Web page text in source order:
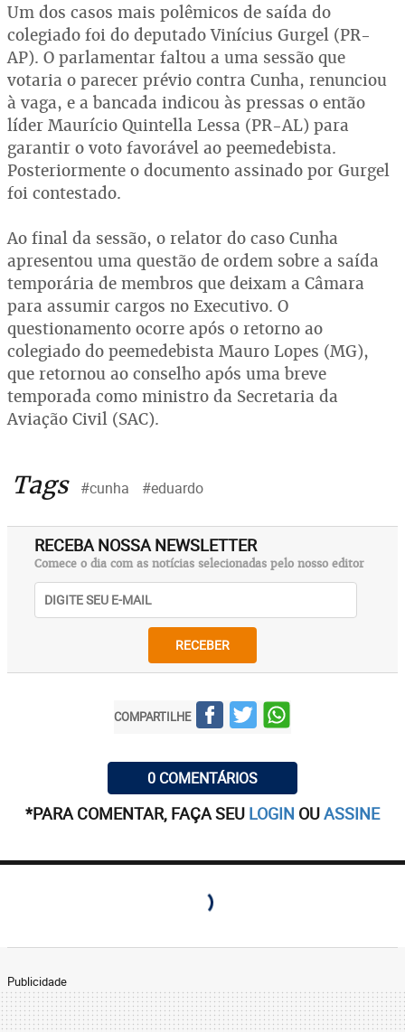
Um dos casos mais polêmicos de saída do
colegiado foi do deputado Vinícius Gurgel (PR-
AP). O parlamentar faltou a uma sessão que
votaria o parecer prévio contra Cunha, renunciou
à vaga, e a bancada indicou às pressas o então
líder Maurício Quintella Lessa (PR-AL) para
garantir o voto favorável ao peemedebista.
Posteriormente o documento assinado por Gurgel
foi contestado.
Ao final da sessão, o relator do caso Cunha
apresentou uma questão de ordem sobre a saída
temporária de membros que deixam a Câmara
para assumir cargos no Executivo. O
questionamento ocorre após o retorno ao
colegiado do peemedebista Mauro Lopes (MG),
que retornou ao conselho após uma breve
temporada como ministro da Secretaria da
Aviação Civil (SAC).
Tags #cunha #eduardo
RECEBA NOSSA NEWSLETTER
Comece o dia com as notícias selecionadas pelo nosso editor
RECEBER
COMPARTILHE
0 COMENTÁRIOS
*PARA COMENTAR, FAÇA SEU LOGIN OUASSINE
Publicidade